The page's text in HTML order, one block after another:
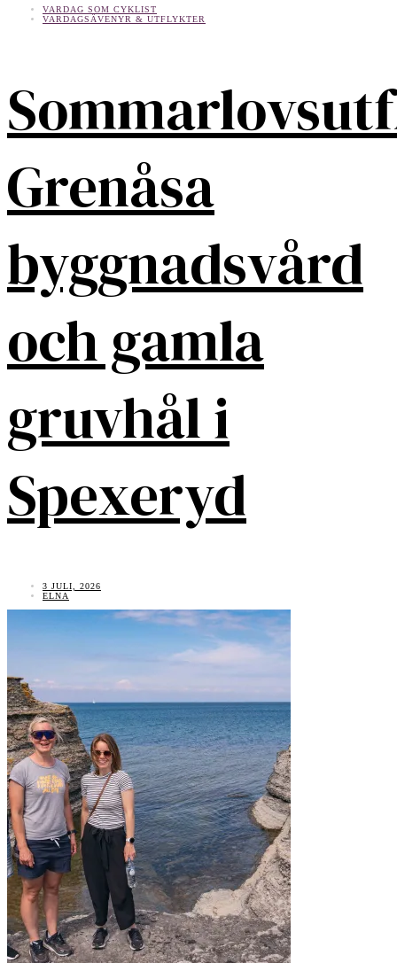
VARDAG SOM CYKLIST
VARDAGSÄVENYR & UTFLYKTER
Grenåsa
byggnadsvård
och gamla
gruvhål i
Spexeryd
3 JULI, 2026
ELNA